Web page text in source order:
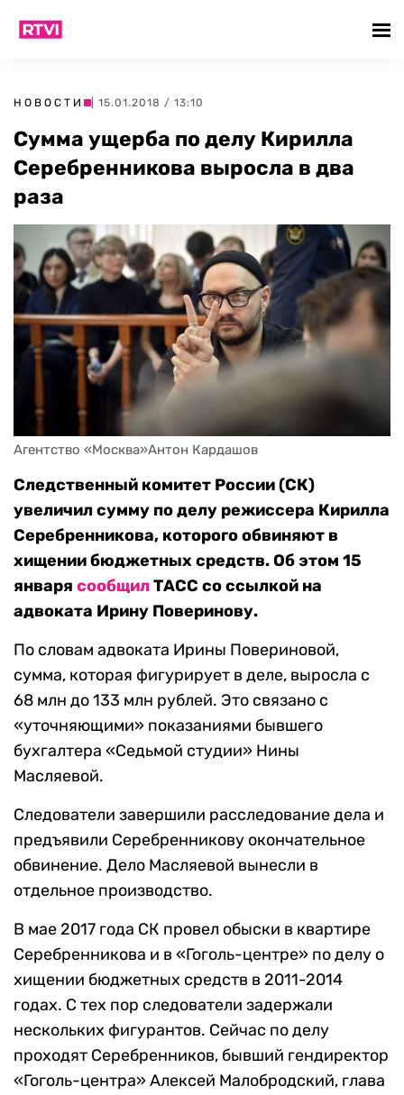
НОВОСТИ | 15.01.2018 / 13:10
Сумма ущерба по делу Кирилла
Серебренникова выросла в два
раза
Агентство «Москва»Антон Кардашов
Следственный комитет России (СК)
увеличил сумму по делу режиссера Кирилла
Серебренникова, которого обвиняют в
хищении бюджетных средств. Об этом 15
января сообщилТАСС со ссылкой на
адвоката Ирину Поверинову.
По словам адвоката Ирины Повериновой,
сумма, которая фигурирует в деле, выросла с
68 млн до 133 млн рублей. Это связано с
«уточняющими» показаниями бывшего
бухгалтера «Седьмой студии» Нины
Масляевой.
Следователи завершили расследование дела и
предъявили Серебренникову окончательное
обвинение. Дело Масляевой вынесли в
отдельное производство.
В мае 2017 года СК провел обыски в квартире
Серебренникова и в «Гоголь-центре» по делу о
хищении бюджетных средств в 2011-2014
годах. С тех пор следователи задержали
нескольких фигурантов. Сейчас по делу
проходят Серебренников, бывший гендиректор
«Гоголь-центра» Алексей Малобродский, глава